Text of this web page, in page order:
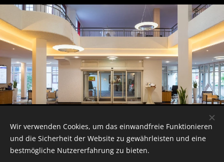
© Copyright 2024
Lichtkontor von Gerhardt·
Wir verwenden Cookies, um das einwandfreie Funktionieren
und die Sicherheit der Website zu gewährleisten und eine
bestmögliche Nutzererfahrung zu bieten.